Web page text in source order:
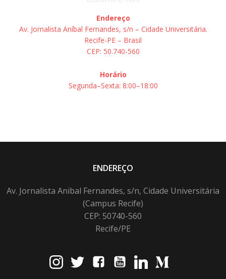
Endereço
Av. Jornalista Aníbal Fernandes, s/n – Cidade Universitária.
Recife-PE – Brasil
CEP: 50.740-560
Horário
Segunda–Sexta: 8:00–18:00
ENDEREÇO
Av. Jornalista Anibal Fernandes, s/n, Cidade Universitária
(Campus Recife)
CEP: 50740-560
Recife/PE